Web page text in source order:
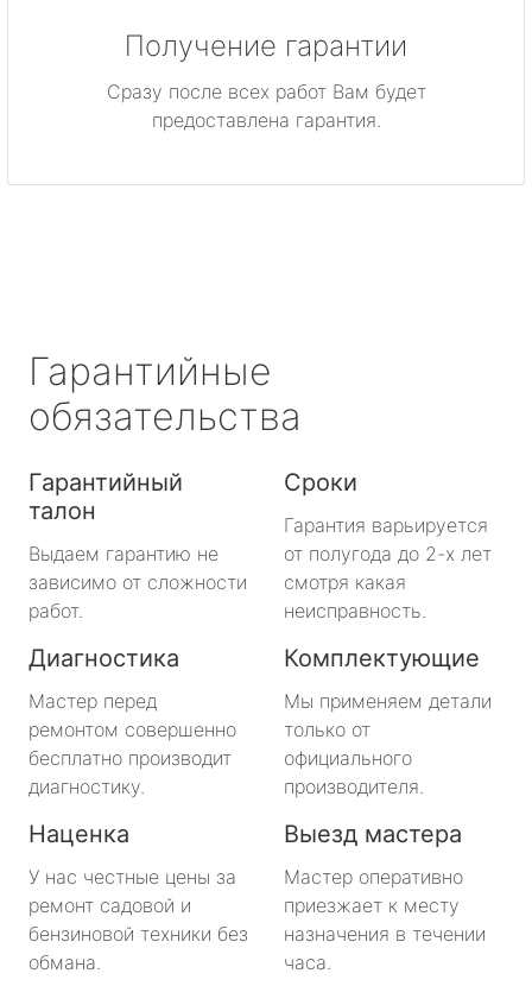
Получение гарантии
Сразу после всех работ Вам будет
предоставлена гарантия.
Гарантийные
обязательства
Гарантийный
талон
Выдаем гарантию не
зависимо от сложности
работ.
Сроки
Гарантия варьируется
от полугода до 2-х лет
смотря какая
неисправность.
Диагностика
Мастер перед
ремонтом совершенно
бесплатно производит
диагностику.
Комплектующие
Мы применяем детали
только от
официального
производителя.
Наценка
У нас честные цены за
ремонт садовой и
бензиновой техники без
обмана.
Выезд мастера
Мастер оперативно
приезжает к месту
назначения в течении
часа.